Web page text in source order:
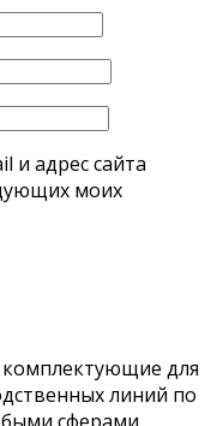
и адрес сайта
моих
для
линий по